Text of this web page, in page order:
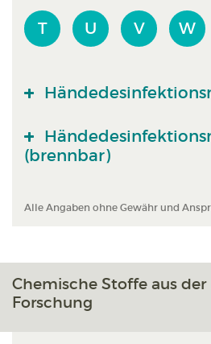
T U V W
(brennbar)
Alle Angaben ohne Gewähr und
Chemische Stoffe aus
Forschung